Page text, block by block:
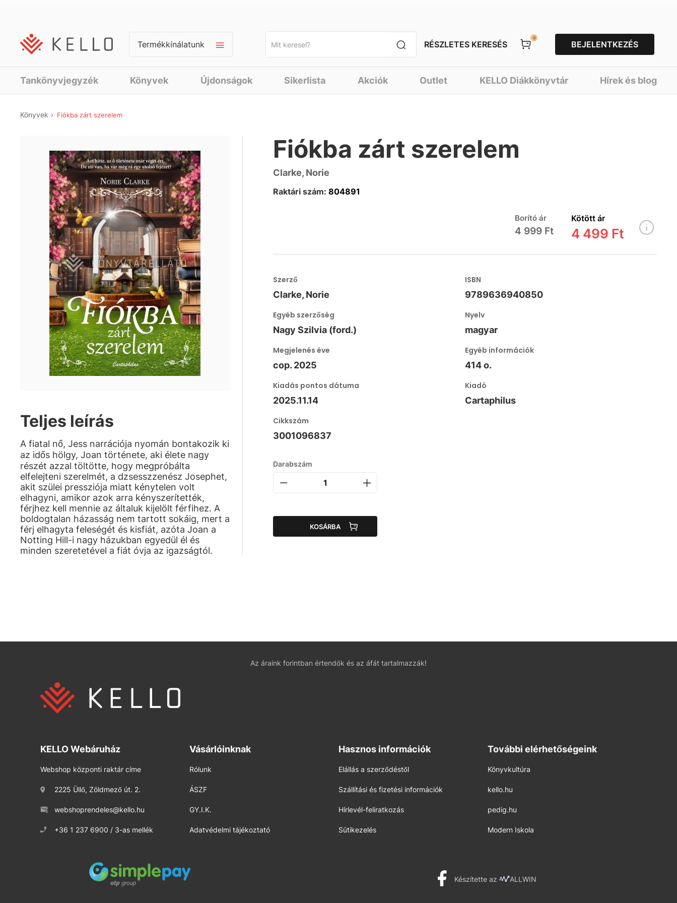
Termékkínálatunk RÉSZLETES KERESÉS
0
BEJELENTKEZÉS
Tankönyvjegyzék Könyvek Újdonságok Sikerlista Akciók Outlet KELLO Diákkönyvtár Hírek és blog
Könyvek Fiókba zárt szerelem
Teljes leírás
A fiatal nő, Jess narrációja nyomán bontakozik ki
az idős hölgy, Joan története, aki élete nagy
részét azzal töltötte, hogy megpróbálta
elfelejteni szerelmét, a dzsesszzenész Josephet,
akit szülei pressziója miatt kénytelen volt
elhagyni, amikor azok arra kényszerítették,
férjhez kell mennie az általuk kijelölt férfihez. A
boldogtalan házasság nem tartott sokáig, mert a
férj elhagyta feleségét és kisfiát, azóta Joan a
Notting Hill-i nagy házukban egyedül él és
minden szeretetével a fiát óvja az igazságtól.
Fiókba zárt szerelem
Clarke, Norie
Raktári szám: 804891
Borító ár
4 999 Ft
Kötött ár
4 499 Ft
Szerző
Clarke, Norie
ISBN
9789636940850
Egyéb szerzőség
Nagy Szilvia (ford.)
Nyelv
magyar
Megjelenés éve
cop. 2025
Egyéb információk
414 o.
Kiadás pontos dátuma
2025.11.14
Kiadó
Cartaphilus
Cikkszám
3001096837
Darabszám
KOSÁRBA
Az áraink forintban értendők és az áfát tartalmazzák!
KELLO Webáruház
Webshop központi raktár címe
2225 Üllő, Zöldmező út. 2.
webshoprendeles@kello.hu
+36 1 237 6900 / 3-as mellék
Vásárlóinknak
Rólunk
ÁSZF
GY.I.K.
Adatvédelmi tájékoztató
Hasznos információk
Elállás a szerződéstől
Szállítási és fizetési információk
Hírlevél-feliratkozás
Sütikezelés
További elérhetőségeink
Könyvkultúra
kello.hu
pedig.hu
Modern Iskola
Készítette az ALLWIN